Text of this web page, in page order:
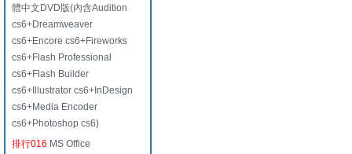
體中文DVD版(內含Audition
cs6+Dreamweaver
cs6+Encore cs6+Fireworks
cs6+Flash Professional
cs6+Flash Builder
cs6+Illustrator cs6+InDesign
cs6+Media Encoder
cs6+Photoshop cs6)
排行016 MS Office